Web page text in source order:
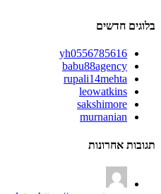
בלוגים חדשים
yh0556785616
babu88agency
rupali14mehta
leowatkins
sakshimore
murnanian
תגובות אחרונות